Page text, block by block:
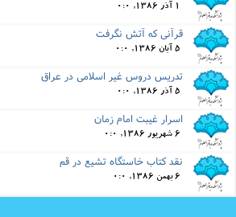
قرآنی که آتش نگرفت
5 آبان 1386, 0:0
تدریس دروس غیر اسلامی در عراق
5 آذر 1386, 0:0
اسرار غیبت امام زمان
6 شهریور 1386, 0:0
نقد کتاب خاستگاه تشیع در قم
6 بهمن 1386, 0:0